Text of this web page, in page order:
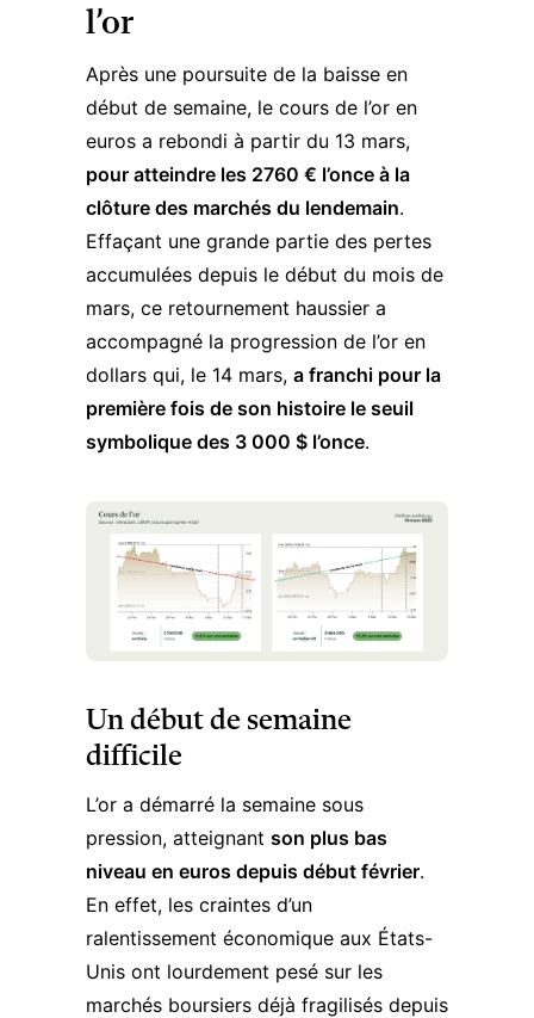
l’or
Après une poursuite de la baisse en
début de semaine, le cours de l’or en
euros a rebondi à partir du 13 mars,
pour atteindre les 2760 € l’once à la
clôture des marchés du lendemain.
Effaçant une grande partie des pertes
accumulées depuis le début du mois de
mars, ce retournement haussier a
accompagné la progression de l’or en
dollars qui, le 14 mars, a franchi pour la
première fois de son histoire le seuil
symbolique des 3 000 $ l’once.
Un début de semaine
difficile
L’or a démarré la semaine sous
pression, atteignant son plus bas
niveau en euros depuis début février.
En effet, les craintes d’un
ralentissement économique aux États-
Unis ont lourdement pesé sur les
marchés boursiers déjà fragilisés depuis